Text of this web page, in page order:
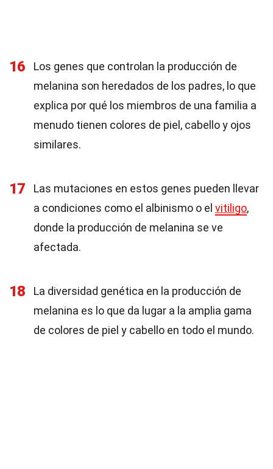
16
Los genes que controlan la producción de
melanina son heredados de los padres, lo que
explica por qué los miembros de una familia a
menudo tienen colores de piel, cabello y ojos
similares.
17
Las mutaciones en estos genes pueden llevar
a condiciones como el albinismo o el vitiligo,
donde la producción de melanina se ve
afectada.
18
La diversidad genética en la producción de
melanina es lo que da lugar a la amplia gama
de colores de piel y cabello en todo el mundo.